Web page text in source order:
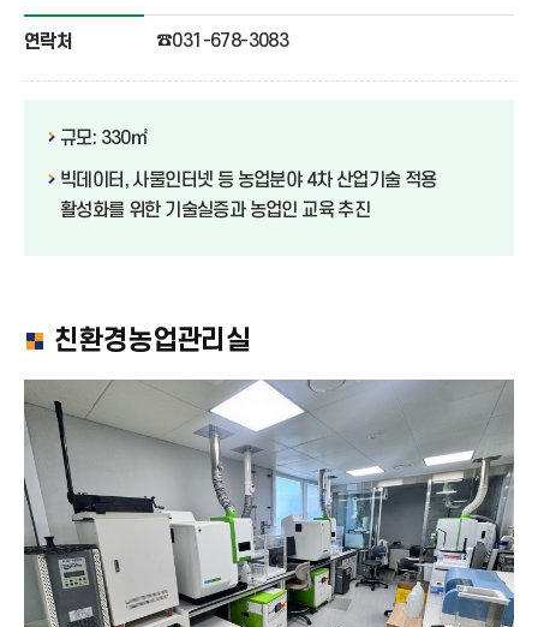
연락처 ☎031-678-3083
규모: 330㎡
빅데이터, 사물인터넷 등 농업분야 4차 산업기술 적용
활성화를 위한 기술실증과 농업인 교육 추진
친환경농업관리실